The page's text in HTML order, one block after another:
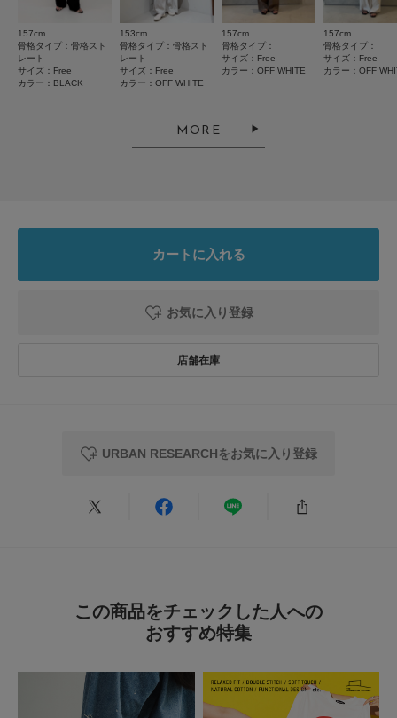
2026.7.30
良かった
着心地がいいです。
P子ちゃん
シーン
:プライベート,仕事 サイズ感
:ちょうど良い
参考になった 0 Like! 0
2026.7.17
157cm
骨格タイプ：骨格スト
レート
サイズ：Free
カラー：BLACK
153cm
骨格タイプ：骨格スト
レート
サイズ：Free
カラー：OFF WHITE
157cm
骨格タイプ：
サイズ：Free
カラー：OFF WHITE
157cm
骨格タイプ：
サイズ：Free
カラー：OFF
MORE
カートに入れる
お気に入り登録
URBAN RESEARCHをお気に入り登録
この商品をチェックした人への
おすすめ特集